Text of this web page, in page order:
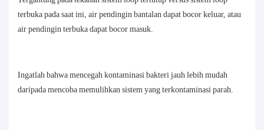
terbuka pada saat ini, air pendingin bantalan dapat bocor keluar, atau
air pendingin terbuka dapat bocor masuk.
Ingatlah bahwa mencegah kontaminasi bakteri jauh lebih mudah
daripada mencoba memulihkan sistem yang terkontaminasi parah.